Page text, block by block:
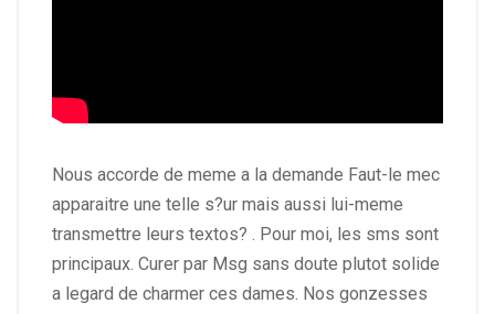
Nous accorde de meme a la demande Faut-le mec
apparaitre une telle s?ur mais aussi lui-meme
transmettre leurs textos? . Pour moi, les sms sont
principaux. Curer par Msg sans doute plutot solide
a legard de charmer ces dames. Nos gonzesses